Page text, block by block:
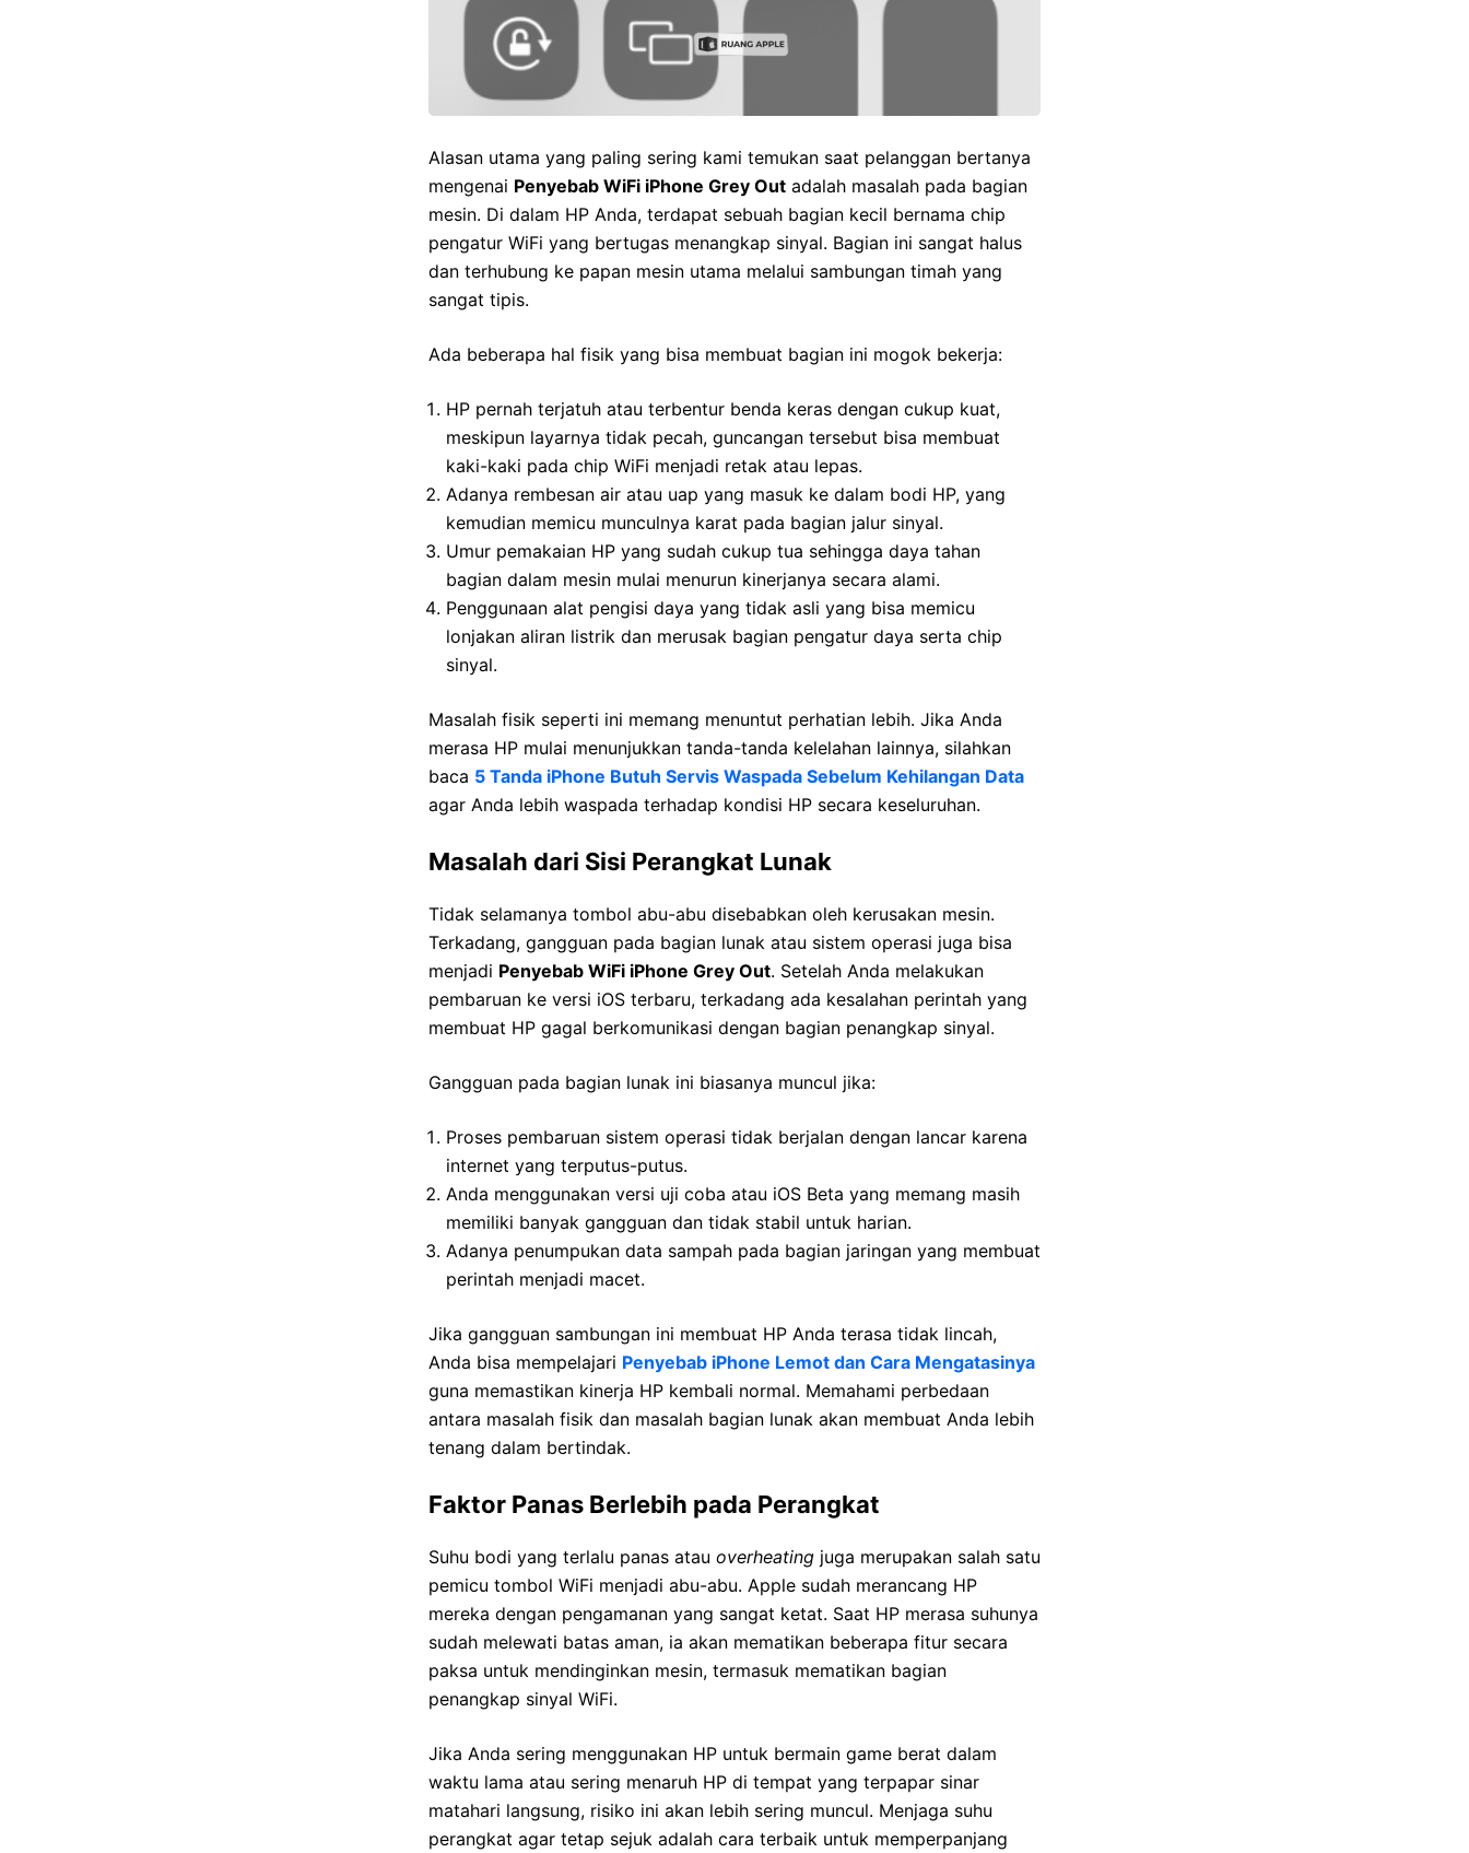
Alasan utama yang paling sering kami temukan saat pelanggan bertanya
mengenai Penyebab WiFi iPhone Grey Out adalah masalah pada bagian
mesin. Di dalam HP Anda, terdapat sebuah bagian kecil bernama chip
pengatur WiFi yang bertugas menangkap sinyal. Bagian ini sangat halus
dan terhubung ke papan mesin utama melalui sambungan timah yang
sangat tipis.
Ada beberapa hal fisik yang bisa membuat bagian ini mogok bekerja:
HP pernah terjatuh atau terbentur benda keras dengan cukup kuat,
meskipun layarnya tidak pecah, guncangan tersebut bisa membuat
kaki-kaki pada chip WiFi menjadi retak atau lepas.
Adanya rembesan air atau uap yang masuk ke dalam bodi HP, yang
kemudian memicu munculnya karat pada bagian jalur sinyal.
Umur pemakaian HP yang sudah cukup tua sehingga daya tahan
bagian dalam mesin mulai menurun kinerjanya secara alami.
Penggunaan alat pengisi daya yang tidak asli yang bisa memicu
lonjakan aliran listrik dan merusak bagian pengatur daya serta chip
sinyal.
Masalah fisik seperti ini memang menuntut perhatian lebih. Jika Anda
merasa HP mulai menunjukkan tanda-tanda kelelahan lainnya, silahkan
baca 5 Tanda iPhone Butuh Servis Waspada Sebelum Kehilangan Data
agar Anda lebih waspada terhadap kondisi HP secara keseluruhan.
Masalah dari Sisi Perangkat Lunak
Tidak selamanya tombol abu-abu disebabkan oleh kerusakan mesin.
Terkadang, gangguan pada bagian lunak atau sistem operasi juga bisa
menjadi Penyebab WiFi iPhone Grey Out. Setelah Anda melakukan
pembaruan ke versi iOS terbaru, terkadang ada kesalahan perintah yang
membuat HP gagal berkomunikasi dengan bagian penangkap sinyal.
Gangguan pada bagian lunak ini biasanya muncul jika:
Proses pembaruan sistem operasi tidak berjalan dengan lancar karena
internet yang terputus-putus.
Anda menggunakan versi uji coba atau iOS Beta yang memang masih
memiliki banyak gangguan dan tidak stabil untuk harian.
Adanya penumpukan data sampah pada bagian jaringan yang membuat
perintah menjadi macet.
Jika gangguan sambungan ini membuat HP Anda terasa tidak lincah,
Anda bisa mempelajari Penyebab iPhone Lemot dan Cara Mengatasinya
guna memastikan kinerja HP kembali normal. Memahami perbedaan
antara masalah fisik dan masalah bagian lunak akan membuat Anda lebih
tenang dalam bertindak.
Faktor Panas Berlebih pada Perangkat
Suhu bodi yang terlalu panas atau overheating juga merupakan salah satu
pemicu tombol WiFi menjadi abu-abu. Apple sudah merancang HP
mereka dengan pengamanan yang sangat ketat. Saat HP merasa suhunya
sudah melewati batas aman, ia akan mematikan beberapa fitur secara
paksa untuk mendinginkan mesin, termasuk mematikan bagian
penangkap sinyal WiFi.
Jika Anda sering menggunakan HP untuk bermain game berat dalam
waktu lama atau sering menaruh HP di tempat yang terpapar sinar
matahari langsung, risiko ini akan lebih sering muncul. Menjaga suhu
perangkat agar tetap sejuk adalah cara terbaik untuk memperpanjang